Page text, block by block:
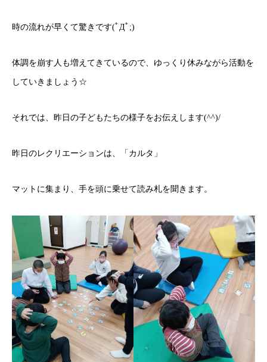
時の流れが早くて驚きです(ﾟДﾟ;)
体調を崩す人も増えてきているので、ゆっくり休みながら活動を
していきましょう☆
それでは、昨日の子どもたちの様子をお伝えします(^^)/
昨日のレクリエーションは、「カルタ」
マットに集まり、手を頭に乗せて読み札を聞きます。